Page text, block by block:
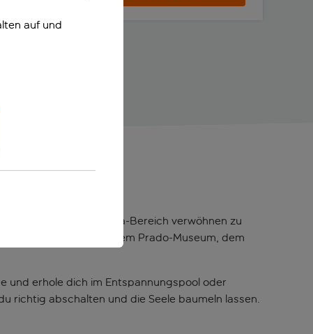
und dich im Spa-Bereich verwöhnen zu
wie dem Prado-Museum, dem
und erhole dich im Entspannungspool oder
richtig abschalten und die Seele baumeln lassen.
auf und